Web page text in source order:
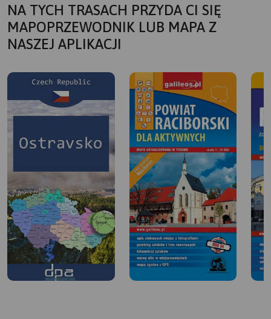
NA TYCH TRASACH PRZYDA CI SIĘ
MAPOPRZEWODNIK LUB MAPA Z
NASZEJ APLIKACJI